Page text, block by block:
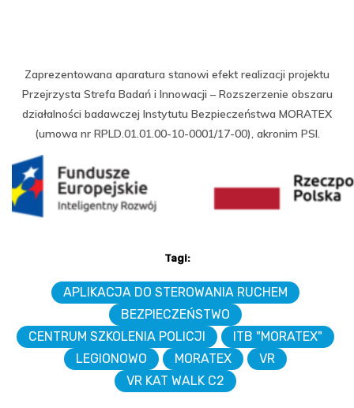
Zaprezentowana aparatura stanowi efekt realizacji projektu
Przejrzysta Strefa Badań i Innowacji – Rozszerzenie obszaru
działalności badawczej Instytutu Bezpieczeństwa MORATEX
(umowa nr RPLD.01.01.00-10-0001/17-00), akronim PSI.
Tagi:
APLIKACJA DO STEROWANIA RUCHEM
BEZPIECZEŃSTWO
CENTRUM SZKOLENIA POLICJI
ITB "MORATEX"
LEGIONOWO
MORATEX
VR
VR KAT WALK C2